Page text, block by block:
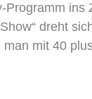
Programm ins
dreht
man mit 40